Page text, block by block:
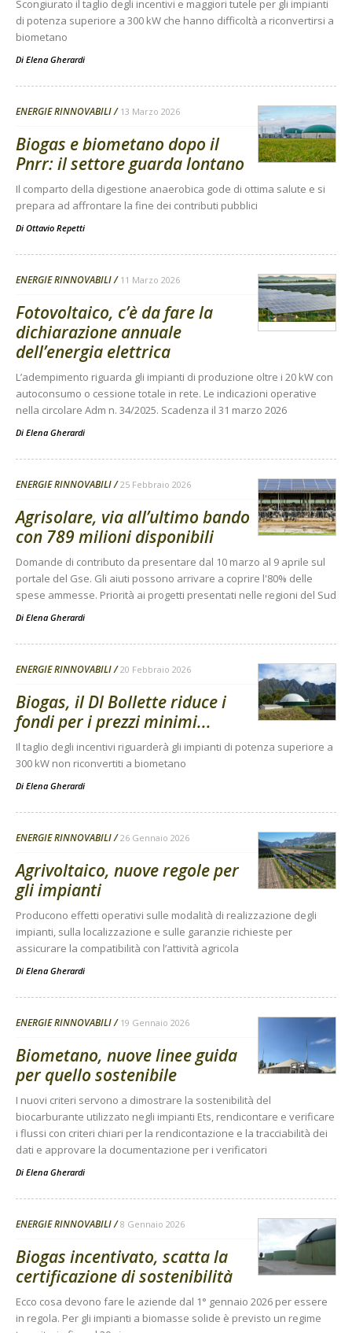
Scongiurato il taglio degli incentivi e maggiori tutele per gli impianti
di potenza superiore a 300 kW che hanno difficoltà a riconvertirsi a
biometano
Di Elena Gherardi
ENERGIE RINNOVABILI 13 Marzo 2026
Biogas e biometano dopo il
Pnrr: il settore guarda lontano
Il comparto della digestione anaerobica gode di ottima salute e si
prepara ad affrontare la fine dei contributi pubblici
Di Ottavio Repetti
ENERGIE RINNOVABILI 11 Marzo 2026
Fotovoltaico, c’è da fare la
dichiarazione annuale
dell’energia elettrica
L’adempimento riguarda gli impianti di produzione oltre i 20 kW con
autoconsumo o cessione totale in rete. Le indicazioni operative
nella circolare Adm n. 34/2025. Scadenza il 31 marzo 2026
Di Elena Gherardi
ENERGIE RINNOVABILI 25 Febbraio 2026
Agrisolare, via all’ultimo bando
con 789 milioni disponibili
Domande di contributo da presentare dal 10 marzo al 9 aprile sul
portale del Gse. Gli aiuti possono arrivare a coprire l'80% delle
spese ammesse. Priorità ai progetti presentati nelle regioni del Sud
Di Elena Gherardi
ENERGIE RINNOVABILI 20 Febbraio 2026
Biogas, il Dl Bollette riduce i
fondi per i prezzi minimi...
Il taglio degli incentivi riguarderà gli impianti di potenza superiore a
300 kW non riconvertiti a biometano
Di Elena Gherardi
ENERGIE RINNOVABILI 26 Gennaio 2026
Agrivoltaico, nuove regole per
gli impianti
Producono effetti operativi sulle modalità di realizzazione degli
impianti, sulla localizzazione e sulle garanzie richieste per
assicurare la compatibilità con l’attività agricola
Di Elena Gherardi
ENERGIE RINNOVABILI 19 Gennaio 2026
Biometano, nuove linee guida
per quello sostenibile
I nuovi criteri servono a dimostrare la sostenibilità del
biocarburante utilizzato negli impianti Ets, rendicontare e verificare
i flussi con criteri chiari per la rendicontazione e la tracciabilità dei
dati e approvare la documentazione per i verificatori
Di Elena Gherardi
ENERGIE RINNOVABILI 8 Gennaio 2026
Biogas incentivato, scatta la
certificazione di sostenibilità
Ecco cosa devono fare le aziende dal 1° gennaio 2026 per essere
in regola. Per gli impianti a biomasse solide è previsto un regime